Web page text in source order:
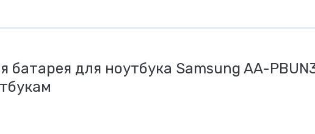
батарея для ноутбука Samsung AA-